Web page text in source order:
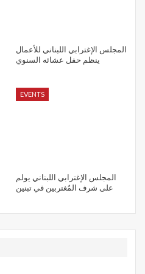
المجلس الإغترابي اللبناني للأعمال
ينظم حفل عشائه السنوي
EVENTS
المجلس الإغترابي اللبناني يولم
على شرف المُغتربين في تبنين